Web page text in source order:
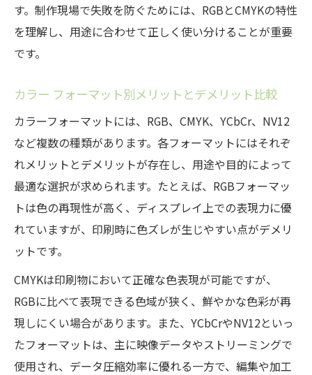
す。制作現場で失敗を防ぐためには、RGBとCMYKの特性
を理解し、用途に合わせて正しく使い分けることが重要
です。
カラー フォーマット別メリットとデメリット比較
カラーフォーマットには、RGB、CMYK、YCbCr、NV12
など複数の種類があります。各フォーマットにはそれぞ
れメリットとデメリットが存在し、用途や目的によって
最適な選択が求められます。たとえば、RGBフォーマッ
トは色の再現性が高く、ディスプレイ上での表現力に優
れていますが、印刷時に色ズレが生じやすい点がデメリ
ットです。
CMYKは印刷物において正確な色表現が可能ですが、
RGBに比べて表現できる色域が狭く、鮮やかな色彩が再
現しにくい場合があります。また、YCbCrやNV12といっ
たフォーマットは、主に映像データやストリーミングで
使用され、データ圧縮効率に優れる一方で、編集や加工